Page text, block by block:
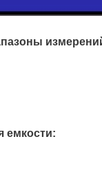
емкости: